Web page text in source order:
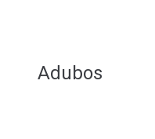
Adubos